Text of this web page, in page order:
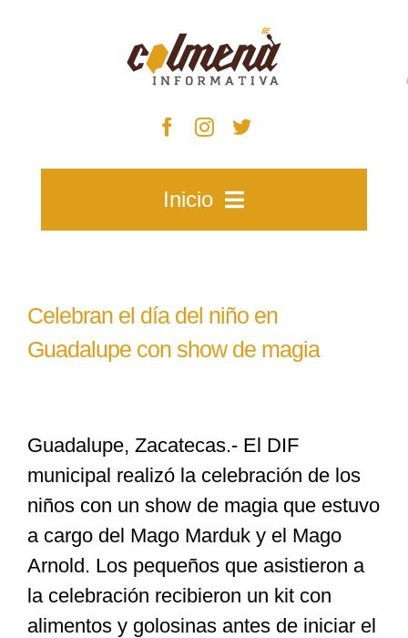
Inicio
Zacatecas
Especiales
Nacional
Opinión
Celebran el día del niño en
Guadalupe con show de magia
Guadalupe, Zacatecas.- El DIF
municipal realizó la celebración de los
niños con un show de magia que estuvo
a cargo del Mago Marduk y el Mago
Arnold. Los pequeños que asistieron a
la celebración recibieron un kit con
alimentos y golosinas antes de iniciar el